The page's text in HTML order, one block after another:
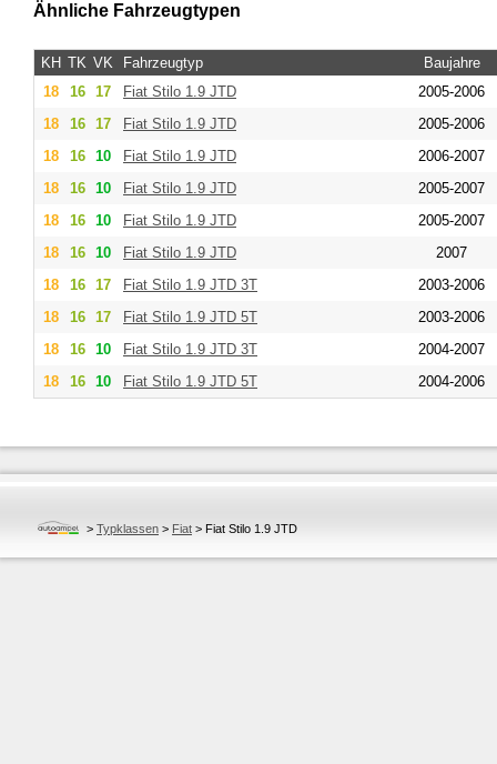
Ähnliche Fahrzeugtypen
KH TK VK Fahrzeugtyp
Baujahre
18
16 17 Fiat Stilo 1.9 JTD
2005-2006
18
16 17 Fiat Stilo 1.9 JTD
2005-2006
18
16 10 Fiat Stilo 1.9 JTD
2006-2007
18
16 10 Fiat Stilo 1.9 JTD
2005-2007
18
16 10 Fiat Stilo 1.9 JTD
2005-2007
18
16 10 Fiat Stilo 1.9 JTD
2007
18
16 17 Fiat Stilo 1.9 JTD 3T
2003-2006
18
16 17 Fiat Stilo 1.9 JTD 5T
2003-2006
18
16 10 Fiat Stilo 1.9 JTD 3T
2004-2007
18
16 10 Fiat Stilo 1.9 JTD 5T 2004-2006
> Typklassen > Fiat > Fiat Stilo 1.9 JTD